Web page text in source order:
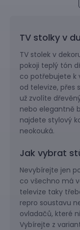
TV stolky v
TV stolek v
pokoji teplý tón
co potřebujete
od televize, přes
už zvolíte
nebo elegantně
najdete stylový
neokouká.
Jak vybrat
Nevybírejte jen
co všechno má
televize taky
repro soustavu
ovladačů, které
Vybírejte z